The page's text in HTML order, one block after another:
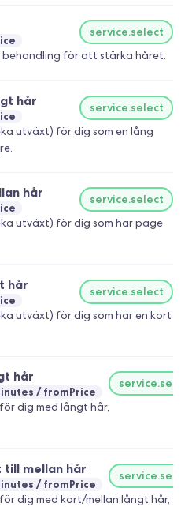
service.select
behandling för att stärka håret.
hår
service.select
utväxt) för dig som en lång
hår
service.select
utväxt) för dig som har page
hår
service.select
utväxt) för dig som har en kort
hår
fromPrice
service.select
dig med långt hår,
mellan hår
fromPrice
service.select
dig med kort/mellan långt hår,